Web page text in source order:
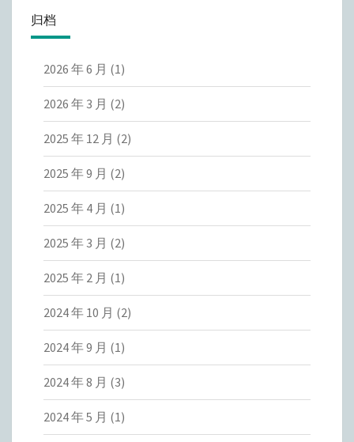
归档
2026 年 6 月 (1)
2026 年 3 月 (2)
2025 年 12 月 (2)
2025 年 9 月 (2)
2025 年 4 月 (1)
2025 年 3 月 (2)
2025 年 2 月 (1)
2024 年 10 月 (2)
2024 年 9 月 (1)
2024 年 8 月 (3)
2024 年 5 月 (1)